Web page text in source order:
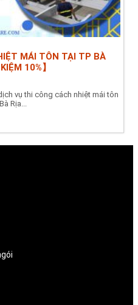
MÁI TÔN TẠI TP BÀ
10%】
vụ thi công cách nhiệt mái tôn
Rịa...